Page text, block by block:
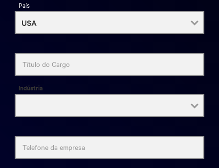
País
Título do Cargo
Indústria
Telefone da empresa